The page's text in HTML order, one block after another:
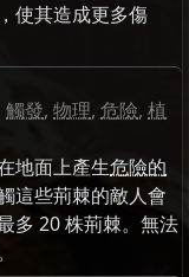
，使其造成更多傷
觸發, 物理, 危險, 植
地面上產生危險的
這些荊棘的敵人會
多 20 株荊棘。無法